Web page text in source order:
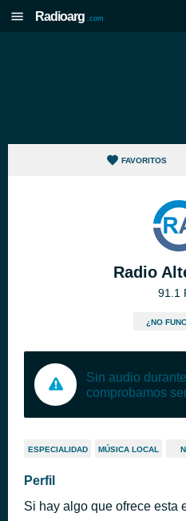
Radioarg .com
FAVORITOS
Radio
91.1
¿NO
Sin audio
comprobamos
ESPECIALIDAD MÚSICA LOCAL
Perfil
Si hay algo que ofrece esta